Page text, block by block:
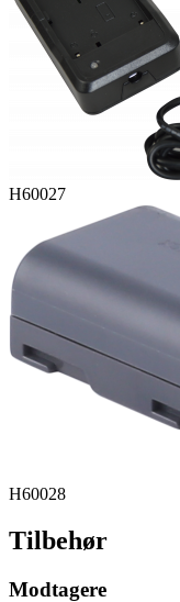
H60027
H60028
Tilbehør
Modtagere